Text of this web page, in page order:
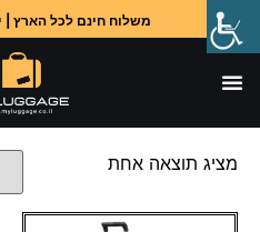
משלוח חינם לכל הארץ |
מציג תוצאה אחת